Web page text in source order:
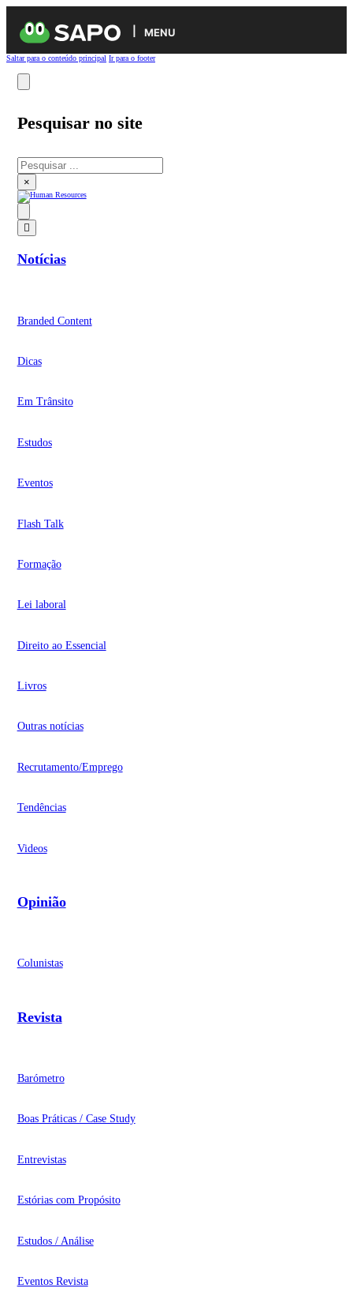
MENU
Saltar para o conteúdo principal Ir para o footer
Pesquisar no site
Pesquisar
×
Notícias
Branded Content
Dicas
Em Trânsito
Estudos
Eventos
Flash Talk
Formação
Lei laboral
Direito ao Essencial
Livros
Outras notícias
Recrutamento/Emprego
Tendências
Videos
Opinião
Colunistas
Revista
Barómetro
Boas Práticas / Case Study
Entrevistas
Estórias com Propósito
Estudos / Análise
Eventos Revista